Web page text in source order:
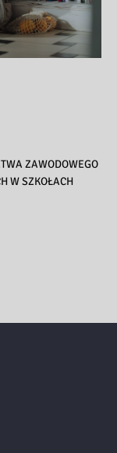
ZAWODOWEGO
W SZKOŁACH